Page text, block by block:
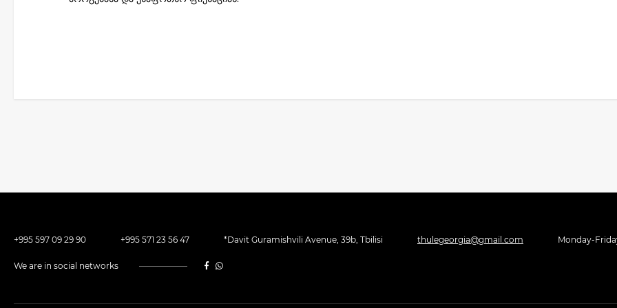
+995 597 09 29 90 +995 571 23 56 47 *Davit Guramishvili Avenue, 39b, Tbilisi thulegeorgia@gmail.com Monday-
We are in social networks